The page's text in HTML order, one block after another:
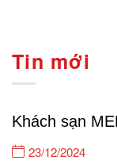
Tin mới
Khách sạn
23/12/2024